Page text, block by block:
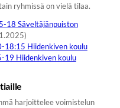
ryhmissä on vielä tilaa.
18 Säveltäjänpuiston
18:15 Hiidenkiven koulu
19 Hiidenkiven koulu
harjoittelee voimistelun